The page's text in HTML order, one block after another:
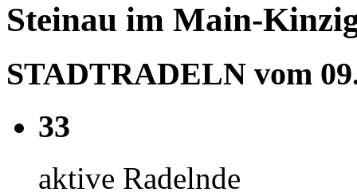
Steinau im Main-
STADTRADELN vom
33
aktive Radelnde